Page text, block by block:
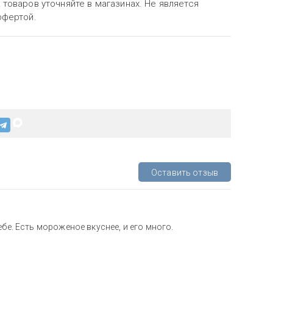
уточняйте в магазинах. Не является
Оставить отзыв
Есть мороженое вкуснее, и его много.